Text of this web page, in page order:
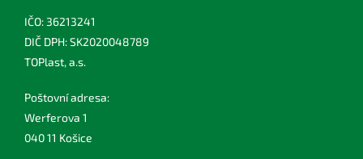
IČO: 36213241
DIČ DPH: SK2020048789
TOPlast, a.s.
Poštovní adresa:
Werferova 1
040 11 Košice